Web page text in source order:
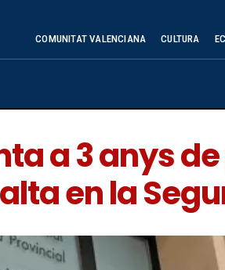
COMUNITAT VALENCIANA CULTURA
a 3 anys
en la